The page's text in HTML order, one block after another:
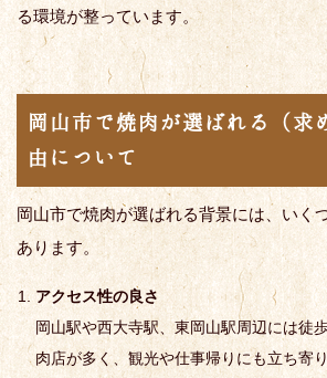
る環境が整っています。
岡山市で焼肉が選ばれる（求
由について
岡山市で焼肉が選ばれる背景には、いく
あります。
アクセス性の良さ
岡山駅や西大寺駅、東岡山駅周辺には徒
肉店が多く、観光や仕事帰りにも立ち寄